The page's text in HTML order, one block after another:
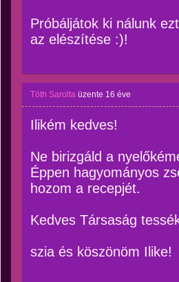
Próbáljátok ki nálunk
az elészítése :)!
Tóth Sarolta üzente 16 éve
Ilikém kedves!
Ne birizgáld a
Éppen hagyományos
hozom a recepjét.
Kedves Társaság
szia és köszönöm Ilike!